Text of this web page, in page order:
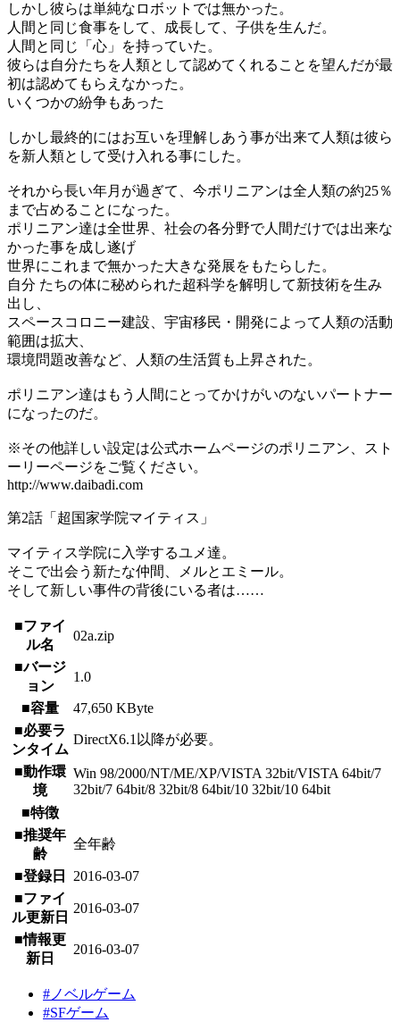
しかし彼らは単純なロボットでは無かった。
人間と同じ食事をして、成長して、子供を生んだ。
人間と同じ「心」を持っていた。
彼らは自分たちを人類として認めてくれることを望んだが最
初は認めてもらえなかった。
いくつかの紛争もあった
しかし最終的にはお互いを理解しあう事が出来て人類は彼ら
を新人類として受け入れる事にした。
それから長い年月が過ぎて、今ポリニアンは全人類の約25％
まで占めることになった。
ポリニアン達は全世界、社会の各分野で人間だけでは出来な
かった事を成し遂げ
世界にこれまで無かった大きな発展をもたらした。
自分 たちの体に秘められた超科学を解明して新技術を生み
出し、
スペースコロニー建設、宇宙移民・開発によって人類の活動
範囲は拡大、
環境問題改善など、人類の生活質も上昇された。
ポリニアン達はもう人間にとってかけがいのないパートナー
になったのだ。
※その他詳しい設定は公式ホームページのポリニアン、スト
ーリーページをご覧ください。
http://www.daibadi.com
第2話「超国家学院マイティス」
マイティス学院に入学するユメ達。
そこで出会う新たな仲間、メルとエミール。
そして新しい事件の背後にいる者は……
■ファイ
ル名
02a.zip
■バージ
ョン
1.0
■容量
47,650 KByte
■必要ラ
ンタイム
DirectX6.1以降が必要。
■動作環
境
Win 98/2000/NT/ME/XP/VISTA 32bit/VISTA 64bit/7
32bit/7 64bit/8 32bit/8 64bit/10 32bit/10 64bit
■特徴
■推奨年
齢
全年齢
■登録日
2016-03-07
■ファイ
ル更新日
2016-03-07
■情報更
新日
2016-03-07
#ノベルゲーム
#SFゲーム